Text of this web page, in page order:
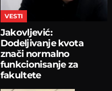
VESTI
Jakovljević:
Dodeljivanje kvota
znači normalno
funkcionisanje za
fakultete